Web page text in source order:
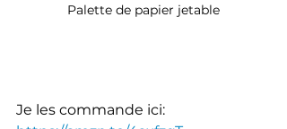
Palette de papier jetable
Je les commande ici: